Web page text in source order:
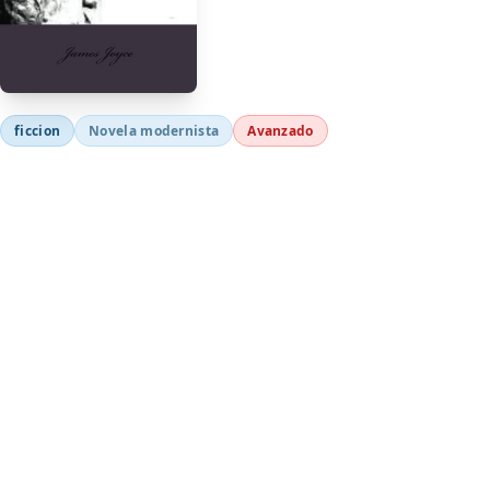
ficcion Novela modernista Avanzado